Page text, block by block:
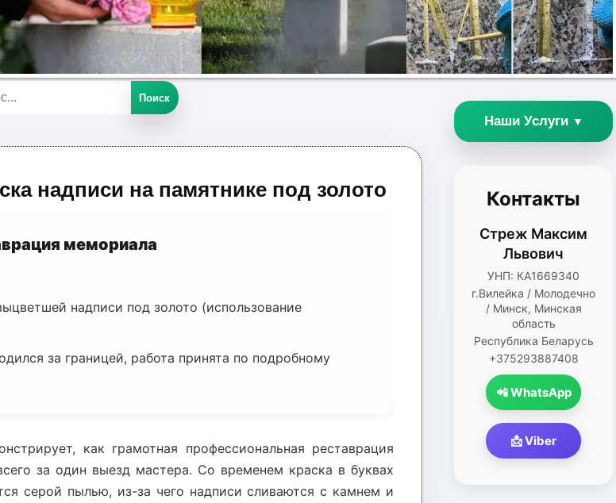
Поиск
надписи на памятнике под золото
мемориала
надписи под золото (использование
за границей, работа принята по подробному
как грамотная профессиональная реставрация
за один выезд мастера. Со временем краска в буквах
серой пылью, из-за чего надписи сливаются с камнем и
Наши Услуги ▼
Контакты
Стреж Максим
Львович
УНП: КА1669340
г.Вилейка / Молодечно
/ Минск, Минская
область
Республика Беларусь
+375293887408
📲 WhatsApp
📩 Viber